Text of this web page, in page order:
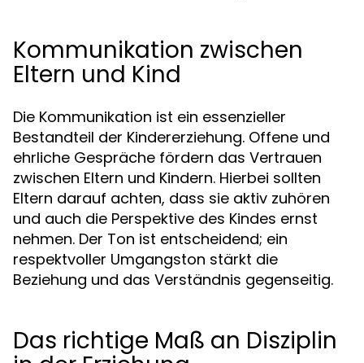
Kommunikation zwischen
Eltern und Kind
Die Kommunikation ist ein essenzieller
Bestandteil der Kindererziehung. Offene und
ehrliche Gespräche fördern das Vertrauen
zwischen Eltern und Kindern. Hierbei sollten
Eltern darauf achten, dass sie aktiv zuhören
und auch die Perspektive des Kindes ernst
nehmen. Der Ton ist entscheidend; ein
respektvoller Umgangston stärkt die
Beziehung und das Verständnis gegenseitig.
Das richtige Maß an Disziplin